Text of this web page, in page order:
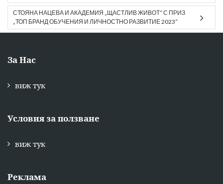
СТОЯНА НАЦЕВА И АКАДЕМИЯ „ЩАСТЛИВ ЖИВОТ“ С ПРИЗ
„ТОП БРАНД ОБУЧЕНИЯ И ЛИЧНОСТНО РАЗВИТИЕ 2023“
За Нас
виж тук
Условия за ползване
виж тук
Реклама